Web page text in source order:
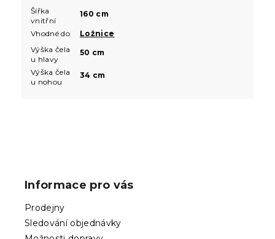
Šířka
vnitřní
160 cm
Vhodné do
Ložnice
Výška čela
u hlavy
50 cm
Výška čela
u nohou
34 cm
Informace pro vás
Prodejny
Sledování objednávky